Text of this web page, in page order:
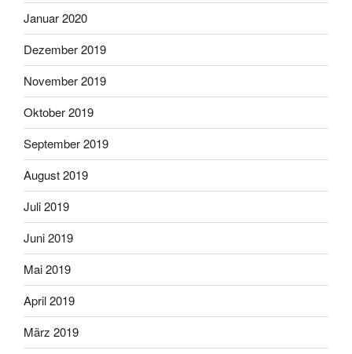
Januar 2020
Dezember 2019
November 2019
Oktober 2019
September 2019
August 2019
Juli 2019
Juni 2019
Mai 2019
April 2019
März 2019